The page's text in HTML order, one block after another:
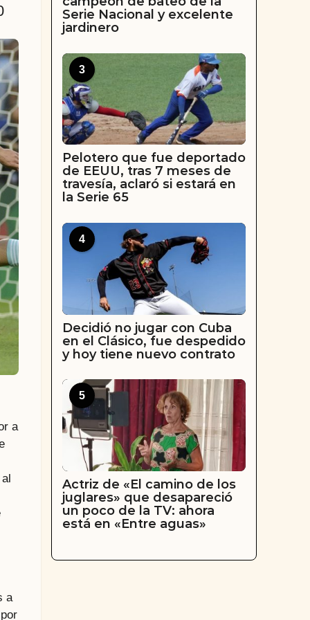
a
a
Serie Nacional y excelente
jardinero
3
Pelotero que fue deportado
de EEUU, tras 7 meses de
travesía, aclaró si estará en
la Serie 65
4
Decidió no jugar con Cuba
en el Clásico, fue despedido
y hoy tiene nuevo contrato
5
Actriz de «El camino de los
juglares» que desapareció
un poco de la TV: ahora
está en «Entre aguas»